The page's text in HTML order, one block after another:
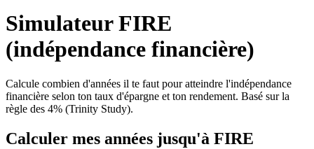
Simulateur FIRE
(indépendance financière)
Calcule combien d'années il te faut pour atteindre l'indépendance
financière selon ton taux d'épargne et ton rendement. Basé sur la
règle des 4% (Trinity Study).
Calculer mes années jusqu'à FIRE